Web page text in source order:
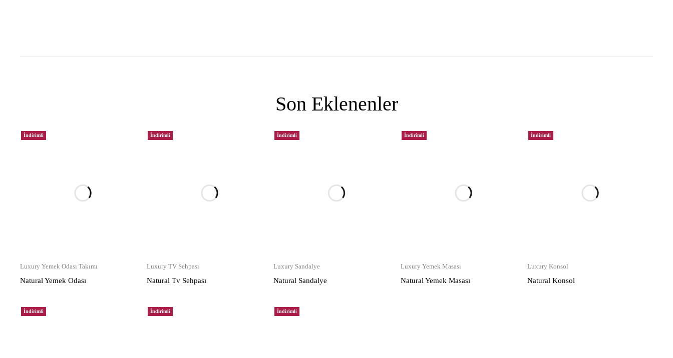
Son Eklenenler
İndirimli
Luxury Yemek Odası Takımı
Natural Yemek Odası
İndirimli
Luxury TV Sehpası
Natural Tv Sehpası
İndirimli
Luxury Sandalye
Natural Sandalye
İndirimli
Luxury Yemek Masası
Natural Yemek Masası
İndirimli
Luxury Konsol
Natural Konsol
İndirimli İndirimli İndirimli